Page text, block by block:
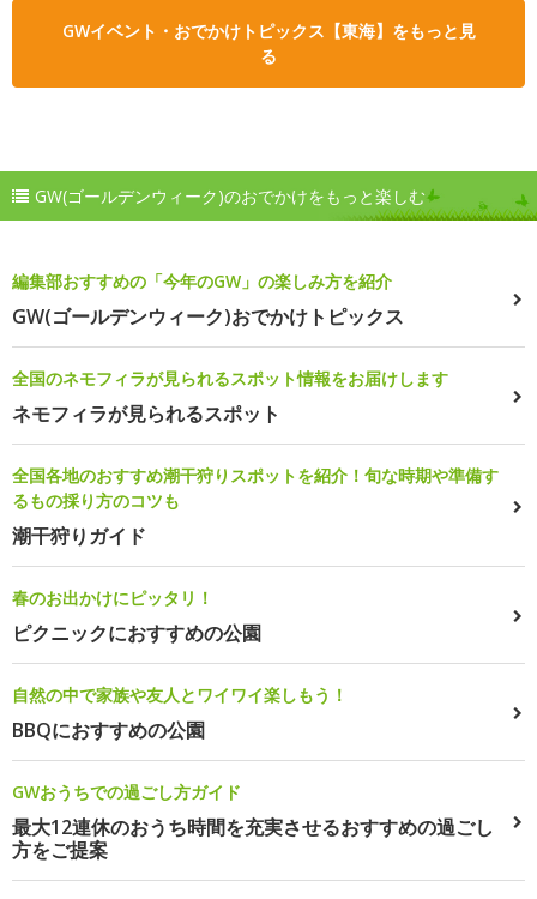
GWイベント・おでかけトピックス【東海】をもっと見
る
GW(ゴールデンウィーク)のおでかけをもっと楽しむ
編集部おすすめの「今年のGW」の楽しみ方を紹介
GW(ゴールデンウィーク)おでかけトピックス
全国のネモフィラが見られるスポット情報をお届けします
ネモフィラが見られるスポット
全国各地のおすすめ潮干狩りスポットを紹介！旬な時期や準備す
るもの採り方のコツも
潮干狩りガイド
春のお出かけにピッタリ！
ピクニックにおすすめの公園
自然の中で家族や友人とワイワイ楽しもう！
BBQにおすすめの公園
GWおうちでの過ごし方ガイド
最大12連休のおうち時間を充実させるおすすめの過ごし
方をご提案